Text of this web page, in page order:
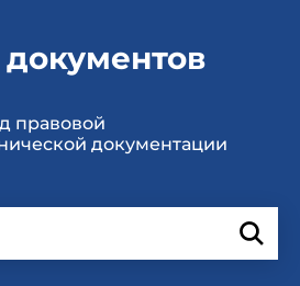
документов
правовой
документации